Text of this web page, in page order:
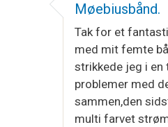
Møebiusbånd.
Tak for et
med mit femte
strikkede jeg i en
problemer med
sammen,den
multi farvet